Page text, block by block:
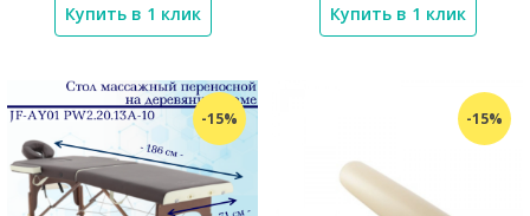
Купить в 1 клик Купить в 1 клик
-15% -15%